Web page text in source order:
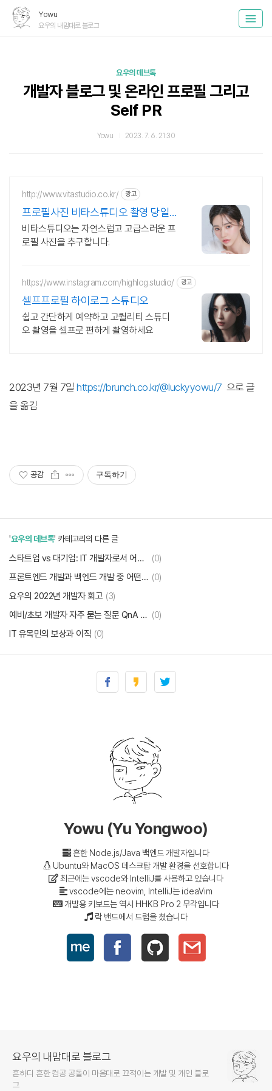
Yowu
요우의 내맘대로 블로그
요우의 데브톡
개발자 블로그 및 온라인 프로필 그리고
Self PR
Yowu 2023. 7. 6. 21:30
http://www.vitastudio.co.kr/ 광고
프로필사진 비타스튜디오 촬영 당일
1:1 사진수정
비타스튜디오는 자연스럽고 고급스러운 프
로필 사진을 추구합니다.
https://www.instagram.com/highlog.studio/ 광고
셀프프로필 하이로그 스튜디오
쉽고 간단하게 예약하고 고퀄리티 스튜디
오 촬영을 셀프로 편하게 촬영하세요
2023년 7월 7일 https://brunch.co.kr/@luckyyowu/7 으로 글
을 옮김
공감 구독하기
'요우의 데브톡' 카테고리의 다른 글
스타트업 vs 대기업: IT 개발자로서 어디서 일할 것인가?
(0)
프론트엔드 개발과 백엔드 개발 중 어떤 것을 선택해야 할까요? (0)
요우의 2022년 개발자 회고 (3)
예비/초보 개발자 자주 묻는 질문 QnA (지극히 현실적인 ver) (0)
IT 유목민의 보상과 이직 (0)
회사 업무용 사내 메신저 '슬랙 타입' vs '일반 타입' (0)
개발자 요우의 2021년 회고. 근데 2년치를 한방에
(3)
Yowu (Yu Yongwoo)
흔한 Node.js/Java 백엔드 개발자입니다
Ubuntu와 MacOS 데스크탑 개발 환경을 선호합니다
최근에는 vscode와 IntelliJ를 사용하고 있습니다
vscode에는 neovim, IntelliJ는 ideaVim
개발용 키보드는 역시 HHKB Pro 2 무각입니다
락 밴드에서 드럼을 쳤습니다
요우의 내맘대로 블로그
흔하디 흔한 컴공 공돌이 마음대로 끄적이는 개발 및 개인 블로
그